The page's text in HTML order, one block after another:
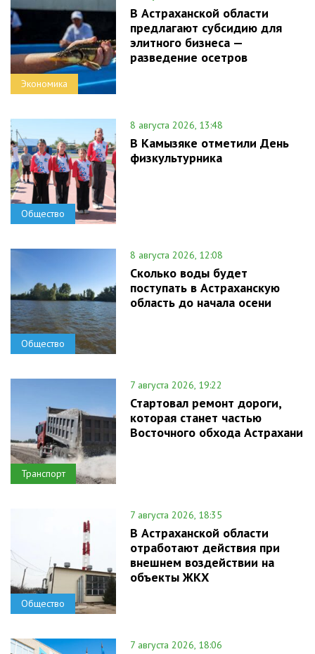
Экономика
В Астраханской области
предлагают субсидию для
элитного бизнеса —
разведение осетров
Общество
8 августа 2026, 13:48
В Камызяке отметили День
физкультурника
Общество
8 августа 2026, 12:08
Сколько воды будет
поступать в Астраханскую
область до начала осени
Транспорт
7 августа 2026, 19:22
Стартовал ремонт дороги,
которая станет частью
Восточного обхода Астрахани
Общество
7 августа 2026, 18:35
В Астраханской области
отработают действия при
внешнем воздействии на
объекты ЖКХ
7 августа 2026, 18:06